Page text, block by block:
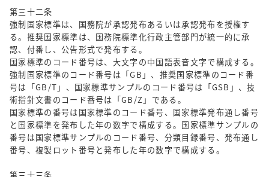
第三十二条
強制国家標準は、国務院が承認発布あるいは承認発布を授権す
る。推奨国家標準は、国務院標準化行政主管部門が統一的に承
認、付番し、公告形式で発布する。
国家標準のコード番号は、大文字の中国語表音文字で構成する。
強制国家標準のコード番号は「GB」、推奨国家標準のコード番
号は「GB/T」、国家標準サンプルのコード番号は「GSB」、技
術指針文書のコード番号は「GB/Z」である。
国家標準の番号は国家標準のコード番号、国家標準発布通し番号
と国家標準を発布した年の数字で構成する。国家標準サンプルの
番号は国家標準サンプルのコード番号、分類目録番号、発布通し
番号、複製ロット番号と発布した年の数字で構成する。